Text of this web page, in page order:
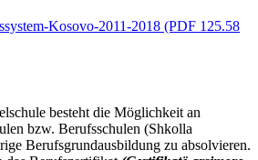
Kosovo-2011-2018 (PDF 125.58
besteht die Möglichkeit an
bzw. Berufsschulen (Shkolla
Berufsgrundausbildung zu absolvieren.